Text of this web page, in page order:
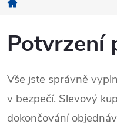
Domů
Potvrzení
Vše jste správně
v bezpečí. Slevový
dokončování